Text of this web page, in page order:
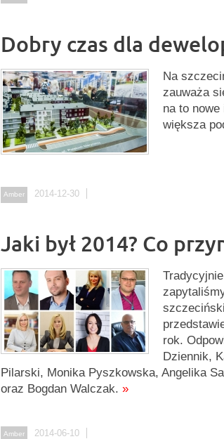
Dobry czas dla
Na
zauważa
na to
większa
Amber 2014-12-30
Jaki był 2014? Co
rok.
Dziennik,
Pilarski, Monika Pyszkowska, Angelika
oraz Bogdan Walczak. »
Amber 2014-06-10